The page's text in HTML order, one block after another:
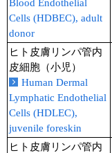
Blood Endothelial
Cells (HDBEC), adult
donor
ヒト皮膚リンパ管内
皮細胞（小児）
Human Dermal
Lymphatic Endothelial
Cells (HDLEC),
juvenile foreskin
ヒト皮膚リンパ管内